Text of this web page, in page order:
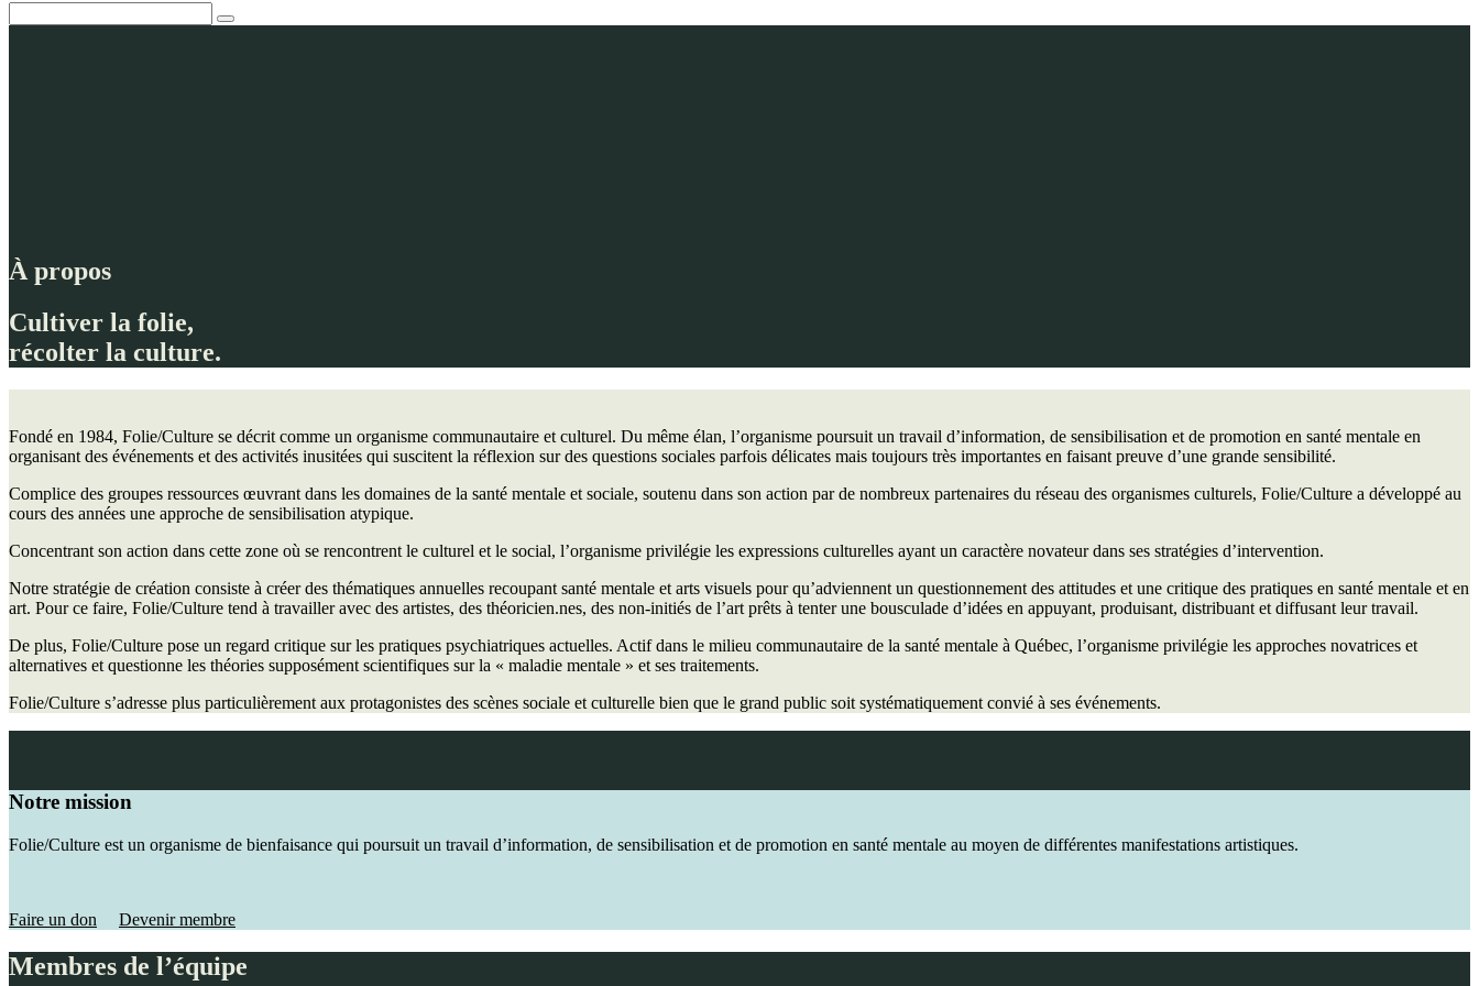
À propos
Cultiver la folie,
récolter la culture.
Fondé en 1984, Folie/Culture se décrit comme un organisme communautaire et culturel. Du même élan, l’organisme poursuit un travail d’information, de sensibilisation et de promotion en santé mentale en
organisant des événements et des activités inusitées qui suscitent la réflexion sur des questions sociales parfois délicates mais toujours très importantes en faisant preuve d’une grande sensibilité.
Complice des groupes ressources œuvrant dans les domaines de la santé mentale et sociale, soutenu dans son action par de nombreux partenaires du réseau des organismes culturels, Folie/Culture a développé au
cours des années une approche de sensibilisation atypique.
Concentrant son action dans cette zone où se rencontrent le culturel et le social, l’organisme privilégie les expressions culturelles ayant un caractère novateur dans ses stratégies d’intervention.
Notre stratégie de création consiste à créer des thématiques annuelles recoupant santé mentale et arts visuels pour qu’adviennent un questionnement des attitudes et une critique des pratiques en santé mentale et en
art. Pour ce faire, Folie/Culture tend à travailler avec des artistes, des théoricien.nes, des non-initiés de l’art prêts à tenter une bousculade d’idées en appuyant, produisant, distribuant et diffusant leur travail.
De plus, Folie/Culture pose un regard critique sur les pratiques psychiatriques actuelles. Actif dans le milieu communautaire de la santé mentale à Québec, l’organisme privilégie les approches novatrices et
alternatives et questionne les théories supposément scientifiques sur la « maladie mentale » et ses traitements.
Folie/Culture s’adresse plus particulièrement aux protagonistes des scènes sociale et culturelle bien que le grand public soit systématiquement convié à ses événements.
Notre mission
Folie/Culture est un organisme de bienfaisance qui poursuit un travail d’information, de sensibilisation et de promotion en santé mentale au moyen de différentes manifestations artistiques.
Faire un don Devenir membre
Membres de l’équipe